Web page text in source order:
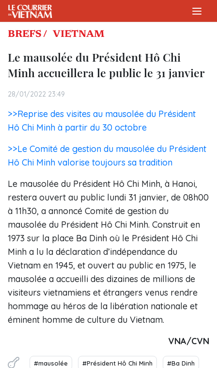
BREFS / VIETNAM
Le mausolée du Président Hô Chi
Minh accueillera le public le 31 janvier
28/01/2022 23:49
>>Reprise des visites au mausolée du Président
Hô Chi Minh à partir du 30 octobre
>>Le Comité de gestion du mausolée du Président
Hô Chi Minh valorise toujours sa tradition
Le mausolée du Président Hô Chi Minh, à Hanoi,
restera ouvert au public lundi 31 janvier, de 08h00
à 11h30, a annoncé Comité de gestion du
mausolée du Président Hô Chi Minh. Construit en
1973 sur la place Ba Dinh où le Président Hô Chi
Minh a lu la déclaration d’indépendance du
Vietnam en 1945, et ouvert au public en 1975, le
mausolée a accueilli des dizaines de millions de
visiteurs vietnamiens et étrangers venus rendre
hommage au héros de la libération nationale et
éminent homme de culture du Vietnam.
VNA/CVN
#mausolée #Président Hô Chi Minh #Ba Dinh